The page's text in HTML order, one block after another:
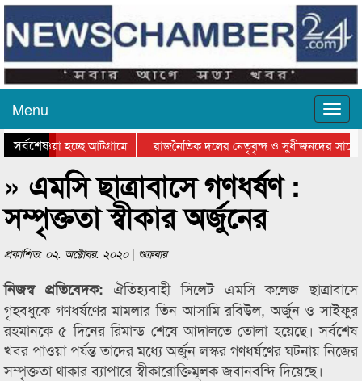
Menu
সর্বশেষ
যাওয়া হচ্ছে আটগ্রামে
রাজনৈতিক দলের নেতৃবৃন্দ ও সুধীজনদের সাথে
পুরস্কার বিতরণ সম্পন্ন
সিলেটে বাংলাদেশ গ্রুপ থিয়েটার
» এমসি ছাত্রাবাসে গণধর্ষণ :
সম্পৃক্ততা স্বীকার অর্জুনের
প্রকাশিত: ০২. অক্টোবর. ২০২০ | শুক্রবার
নিজস্ব প্রতিবেদক: ঐতিহ্যবাহী সিলেট এমসি কলেজ ছাত্রাবাসে
গৃহবধুকে গণধর্ষণের মামলার তিন আসামি রবিউল, অর্জুন ও সাইফুর
রহমানকে ৫ দিনের রিমান্ড শেষে আদালতে তোলা হয়েছে। সর্বশেষ
খবর পাওয়া পর্যন্ত তাদের মধ্যে অর্জুন লস্কর গণধর্ষণের ঘটনায় নিজের
সম্পৃক্ততা থাকার ব্যাপারে স্বীকারোক্তিমূলক জবানবন্দি দিয়েছে।